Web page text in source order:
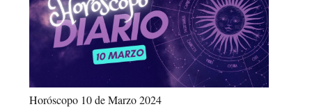
Horóscopo 10 de Marzo 2024